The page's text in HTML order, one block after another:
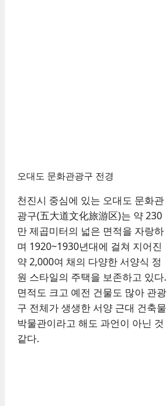
오대도 문화관광구 전경
천진시 중심에 있는 오대도 문화관
광구(五大道文化旅游区)는 약 230
만 제곱미터의 넓은 면적을 자랑하
며 1920~1930년대에 걸쳐 지어진
약 2,000여 채의 다양한 서양식 정
원 스타일의 주택을 보존하고 있다.
면적도 크고 예전 건물도 많아 관광
구 전체가 생생한 서양 근대 건축물
박물관이라고 해도 과언이 아닌 것
같다.